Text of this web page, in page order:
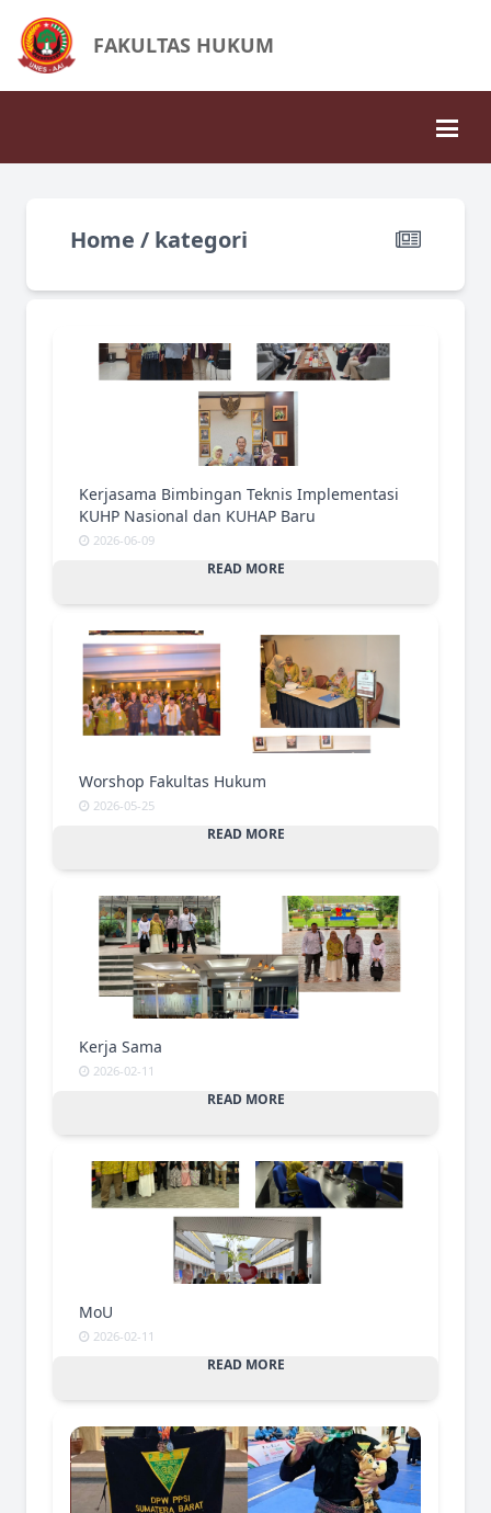
FAKULTAS HUKUM
Home / kategori
Kerjasama Bimbingan Teknis Implementasi
KUHP Nasional dan KUHAP Baru
2026-06-09
READ MORE
Worshop Fakultas Hukum
2026-05-25
READ MORE
Kerja Sama
2026-02-11
READ MORE
MoU
2026-02-11
READ MORE